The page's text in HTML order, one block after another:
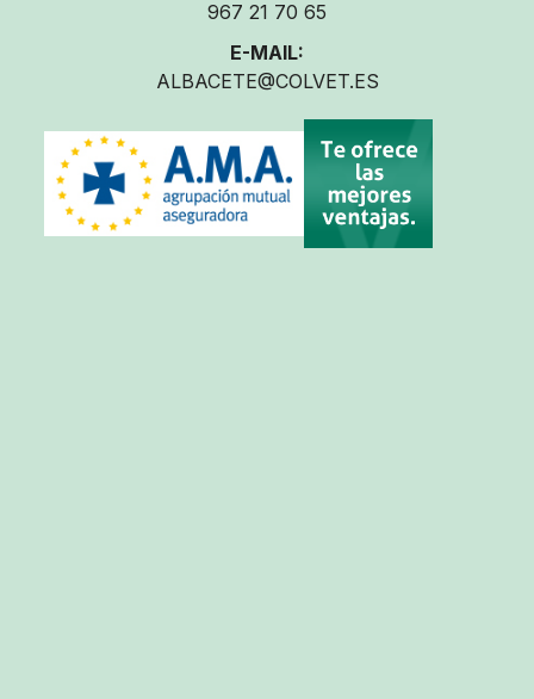
967 21 70 65
E-MAIL:
ALBACETE@COLVET.ES